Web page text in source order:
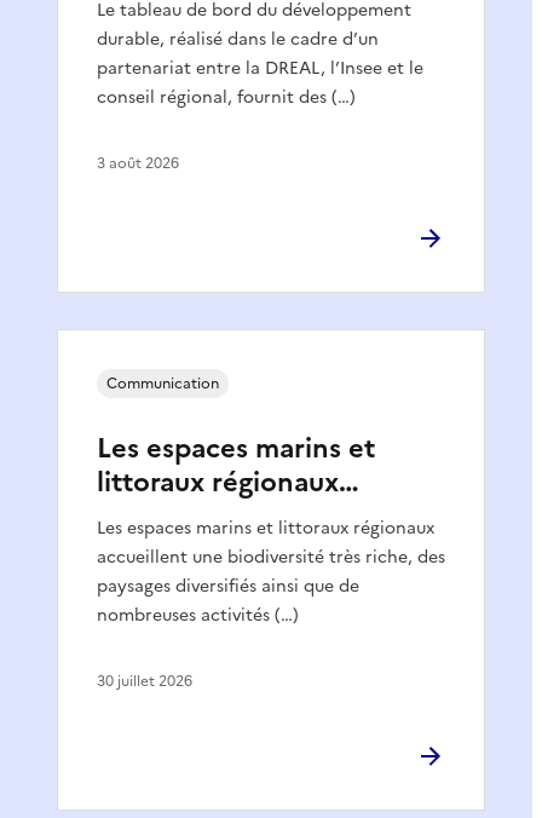
Le tableau de bord du développement
durable, réalisé dans le cadre d’un
partenariat entre la DREAL, l’Insee et le
conseil régional, fournit des (…)
3 août 2026
Les espaces marins et
littoraux régionaux…
Les espaces marins et littoraux régionaux
accueillent une biodiversité très riche, des
paysages diversifiés ainsi que de
nombreuses activités (…)
Communication
30 juillet 2026